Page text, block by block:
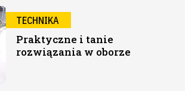
TECHNIKA
Praktyczne i tanie
rozwiązania w oborze